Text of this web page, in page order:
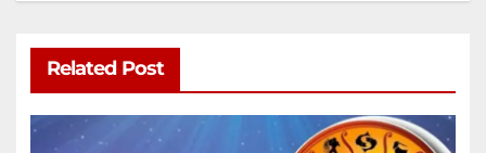
Related Post